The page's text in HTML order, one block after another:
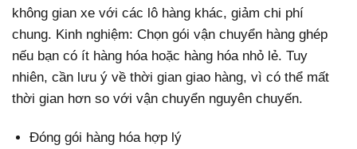
không gian xe với các lô hàng khác, giảm chi phí
chung. Kinh nghiệm: Chọn gói vận chuyển hàng ghép
nếu bạn có ít hàng hóa hoặc hàng hóa nhỏ lẻ. Tuy
nhiên, cần lưu ý về thời gian giao hàng, vì có thể mất
thời gian hơn so với vận chuyển nguyên chuyến.
Đóng gói hàng hóa hợp lý